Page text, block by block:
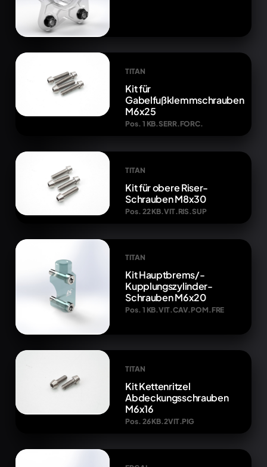
TITAN
Kit für
Gabelfußklemmschrauben
M6x25
Pos. 1 KB.SERR.FORC.
TITAN
Kit für obere Riser-
Schrauben M8x30
Pos. 22 KB.VIT.RIS.SUP
TITAN
Kit Hauptbrems/-
Kupplungszylinder-
Schrauben M6x20
Pos. 1 KB.VIT.CAV.POM.FRE
TITAN
Kit Kettenritzel
Abdeckungsschrauben
M6x16
Pos. 26 KB.2VIT.PIG